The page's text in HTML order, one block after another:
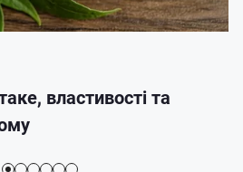
властивості та